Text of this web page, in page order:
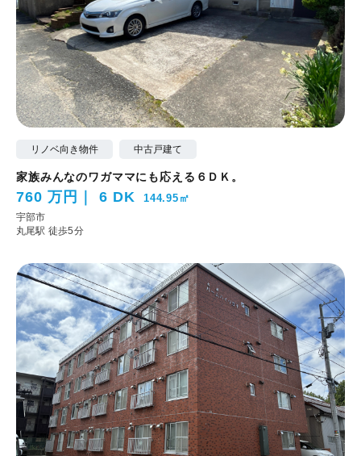
リノベ向き物件 中古戸建て
家族みんなのワガママにも応える６ＤＫ。
760 万円 6 DK 144.95㎡
宇部市
丸尾駅 徒歩5分